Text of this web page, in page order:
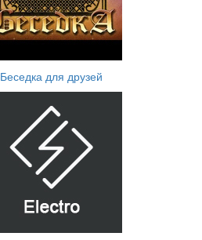
Беседка для друзей